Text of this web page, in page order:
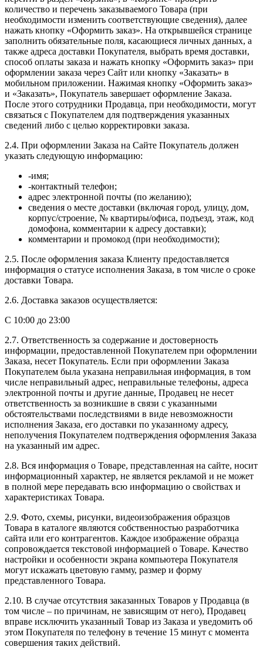
количество и перечень заказываемого Товара (при
необходимости изменить соответствующие сведения), далее
нажать кнопку «Оформить заказ». На открывшейся странице
заполнить обязательные поля, касающиеся личных данных, а
также адреса доставки Покупателя, выбрать время доставки,
способ оплаты заказа и нажать кнопку «Оформить заказ» при
оформлении заказа через Сайт или кнопку «Заказать» в
мобильном приложении. Нажимая кнопку «Оформить заказ»
и «Заказать», Покупатель завершает оформление Заказа.
После этого сотрудники Продавца, при необходимости, могут
связаться с Покупателем для подтверждения указанных
сведений либо с целью корректировки заказа.
2.4. При оформлении Заказа на Сайте Покупатель должен
указать следующую информацию:
-имя;
-контактный телефон;
адрес электронной почты (по желанию);
сведения о месте доставки (включая город, улицу, дом,
корпус/строение, № квартиры/офиса, подъезд, этаж, код
домофона, комментарии к адресу доставки);
комментарии и промокод (при необходимости);
2.5. После оформления заказа Клиенту предоставляется
информация о статусе исполнения Заказа, в том числе о сроке
доставки Товара.
2.6. Доставка заказов осуществляется:
С 10:00 до 23:00
2.7. Ответственность за содержание и достоверность
информации, предоставленной Покупателем при оформлении
Заказа, несет Покупатель. Если при оформлении Заказа
Покупателем была указана неправильная информация, в том
числе неправильный адрес, неправильные телефоны, адреса
электронной почты и другие данные, Продавец не несет
ответственность за возникшие в связи с указанными
обстоятельствами последствиями в виде невозможности
исполнения Заказа, его доставки по указанному адресу,
неполучения Покупателем подтверждения оформления Заказа
на указанный им адрес.
2.8. Вся информация о Товаре, представленная на сайте, носит
информационный характер, не является рекламой и не может
в полной мере передавать всю информацию о свойствах и
характеристиках Товара.
2.9. Фото, схемы, рисунки, видеоизображения образцов
Товара в каталоге являются собственностью разработчика
сайта или его контрагентов. Каждое изображение образца
сопровождается текстовой информацией о Товаре. Качество
настройки и особенности экрана компьютера Покупателя
могут искажать цветовую гамму, размер и форму
представленного Товара.
2.10. В случае отсутствия заказанных Товаров у Продавца (в
том числе – по причинам, не зависящим от него), Продавец
вправе исключить указанный Товар из Заказа и уведомить об
этом Покупателя по телефону в течение 15 минут с момента
совершения таких действий.